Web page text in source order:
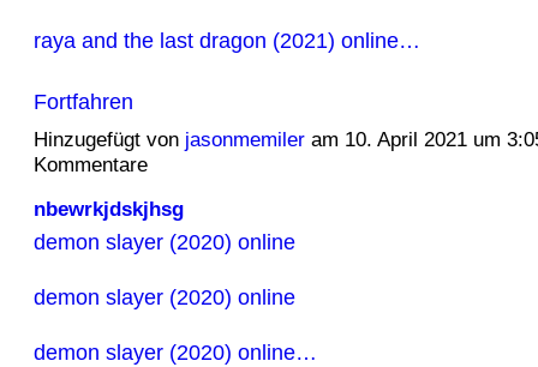
raya and the last dragon (2021) online…
Fortfahren
Hinzugefügt von jasonmemileram 10. April 2021 um
Kommentare
nbewrkjdskjhsg
demon slayer (2020) online
demon slayer (2020) online
demon slayer (2020) online…